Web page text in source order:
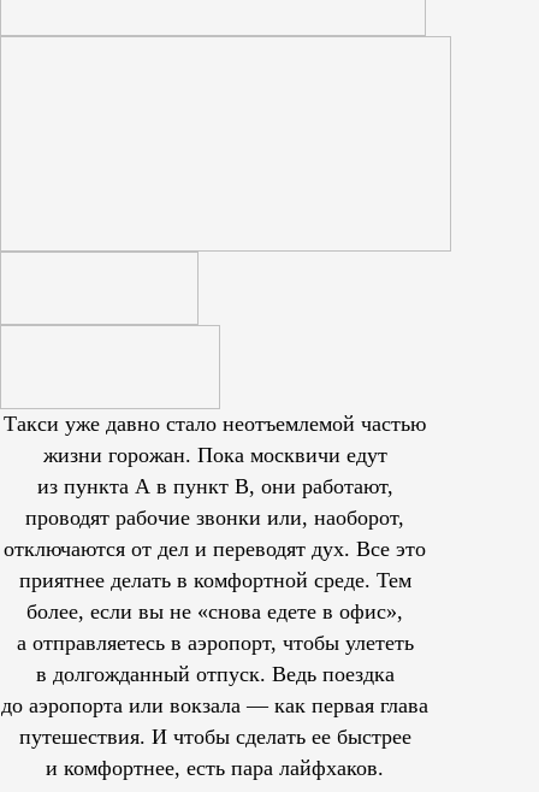
Такси уже давно стало неотъемлемой частью
жизни горожан. Пока москвичи едут
из пункта А в пункт В, они работают,
проводят рабочие звонки или, наоборот,
отключаются от дел и переводят дух. Все это
приятнее делать в комфортной среде. Тем
более, если вы не «снова едете в офис»,
а отправляетесь в аэропорт, чтобы улететь
в долгожданный отпуск. Ведь поездка
до аэропорта или вокзала — как первая глава
путешествия. И чтобы сделать ее быстрее
и комфортнее, есть пара лайфхаков.